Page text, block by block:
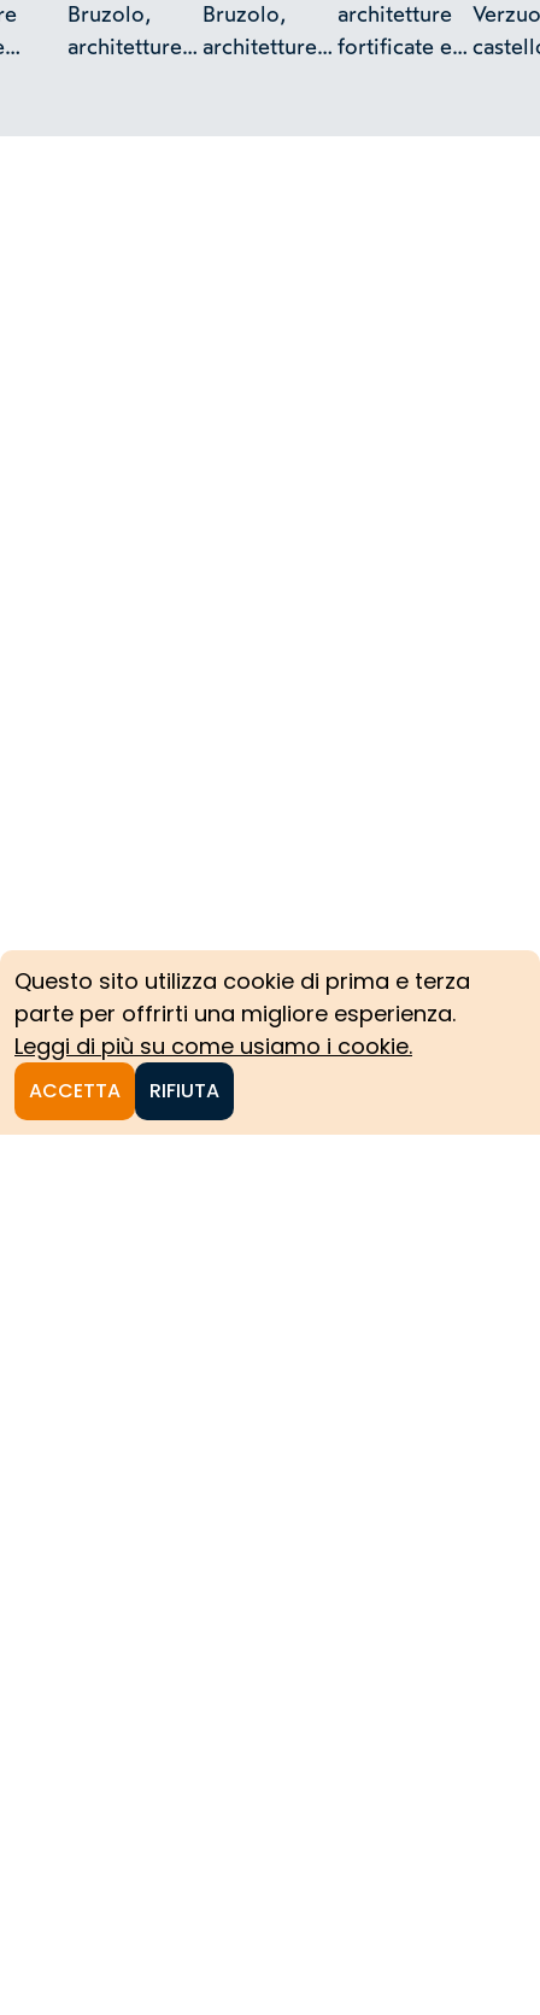
Questo sito utilizza cookie di prima e terza
parte per offrirti una migliore esperienza.
Leggi di più su come usiamo i cookie.
ACCETTA RIFIUTA
Bruzolo,
architetture
Bruzolo,
architetture
architetture
fortificate e